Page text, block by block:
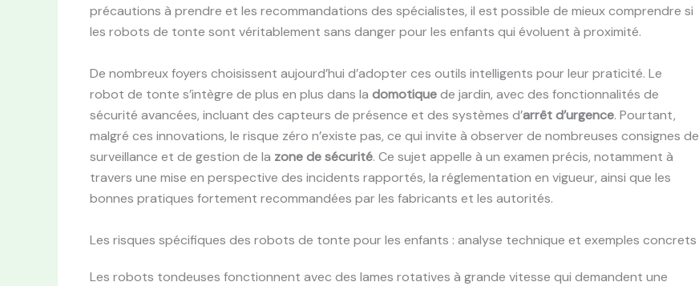
précautions à prendre et les recommandations des spécialistes, il est possible de mieux comprendre si
les robots de tonte sont véritablement sans danger pour les enfants qui évoluent à proximité.
De nombreux foyers choisissent aujourd’hui d’adopter ces outils intelligents pour leur praticité. Le
robot de tonte s’intègre de plus en plus dans la domotiquede jardin, avec des fonctionnalités de
sécurité avancées, incluant des capteurs de présence et des systèmes d’arrêt d’urgence. Pourtant,
malgré ces innovations, le risque zéro n’existe pas, ce qui invite à observer de nombreuses consignes de
surveillance et de gestion de la zone de sécurité. Ce sujet appelle à un examen précis, notamment à
travers une mise en perspective des incidents rapportés, la réglementation en vigueur, ainsi que les
bonnes pratiques fortement recommandées par les fabricants et les autorités.
Les risques spécifiques des robots de tonte pour les enfants : analyse technique et exemples concrets
Les robots tondeuses fonctionnent avec des lames rotatives à grande vitesse qui demandent une